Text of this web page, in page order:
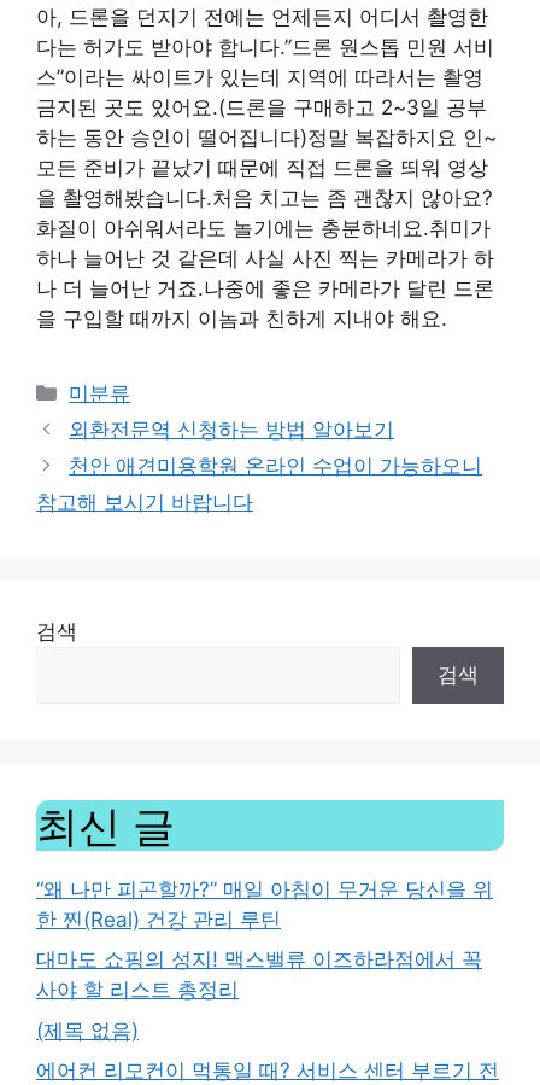
아, 드론을 던지기 전에는 언제든지 어디서 촬영한
다는 허가도 받아야 합니다.”드론 원스톱 민원 서비
스”이라는 싸이트가 있는데 지역에 따라서는 촬영
금지된 곳도 있어요.(드론을 구매하고 2~3일 공부
하는 동안 승인이 떨어집니다)정말 복잡하지요 인~
모든 준비가 끝났기 때문에 직접 드론을 띄워 영상
을 촬영해봤습니다.처음 치고는 좀 괜찮지 않아요?
화질이 아쉬워서라도 놀기에는 충분하네요.취미가
하나 늘어난 것 같은데 사실 사진 찍는 카메라가 하
나 더 늘어난 거죠.나중에 좋은 카메라가 달린 드론
을 구입할 때까지 이놈과 친하게 지내야 해요.
Categories
미분류
외환전문역 신청하는 방법 알아보기
천안 애견미용학원 온라인 수업이 가능하오니
참고해 보시기 바랍니다
검색
검색
최신 글
“왜 나만 피곤할까?” 매일 아침이 무거운 당신을 위
한 찐(Real) 건강 관리 루틴
대마도 쇼핑의 성지! 맥스밸류 이즈하라점에서 꼭
사야 할 리스트 총정리
(제목 없음)
에어컨 리모컨이 먹통일 때? 서비스 센터 부르기 전